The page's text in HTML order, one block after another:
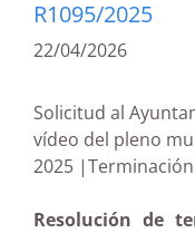
R1095/2025
22/04/2026
Solicitud al
vídeo del pleno
2025
Resolución de